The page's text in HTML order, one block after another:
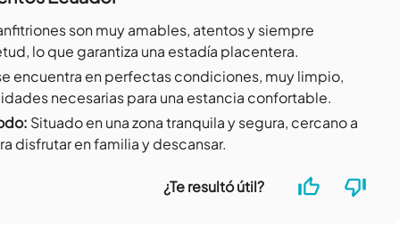
son muy amables, atentos y siempre
lo que garantiza una estadía placentera.
encuentra en perfectas condiciones, muy limpio,
necesarias para una estancia confortable.
: Situado en una zona tranquila y segura, cercano a
disfrutar en familia y descansar.
¿Te resultó útil?